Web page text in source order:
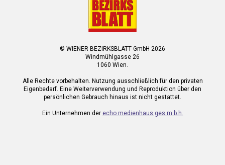
© WIENER BEZIRKSBLATT GmbH 2026
Windmühlgasse 26
1060 Wien.
Alle Rechte vorbehalten. Nutzung ausschließlich für den privaten
Eigenbedarf. Eine Weiterverwendung und Reproduktion über den
persönlichen Gebrauch hinaus ist nicht gestattet.
Ein Unternehmen der echo medienhaus ges.m.b.h.